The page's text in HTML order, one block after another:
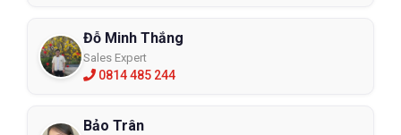
Đỗ Minh Thắng
Sales Expert
0814 485 244
Bảo Trân